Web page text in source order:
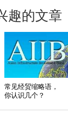
趣的文章
常见经贸缩略语，
你认识几个？